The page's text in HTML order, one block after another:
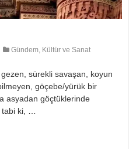
Gündem Kültür ve Sanat
sürekli savaşan, koyun
göçebe/yürük bir
asyadan göçtüklerinde
ki, …